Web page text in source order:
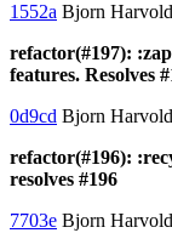
1552a Bjorn Harvold
refactor(#197):
features. Resolves
0d9cd Bjorn Harvold
refactor(#196):
resolves #196
7703e Bjorn Harvold